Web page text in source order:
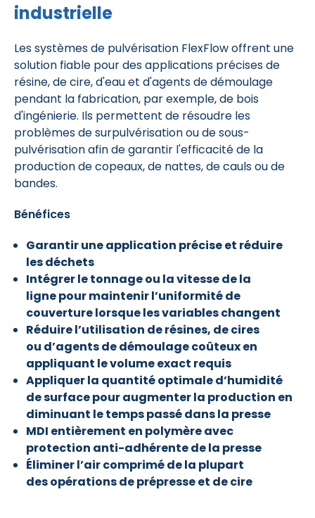
industrielle
Les systèmes de pulvérisation FlexFlow offrent une
solution fiable pour des applications précises de
résine, de cire, d'eau et d'agents de démoulage
pendant la fabrication, par exemple, de bois
d'ingénierie. Ils permettent de résoudre les
problèmes de surpulvérisation ou de sous-
pulvérisation afin de garantir l'efficacité de la
production de copeaux, de nattes, de cauls ou de
bandes.
Bénéfices
Garantir une application précise et réduire
les déchets
Intégrer le tonnage ou la vitesse de la
ligne pour maintenir l’uniformité de
couverture lorsque les variables changent
Réduire l’utilisation de résines, de cires
ou d’agents de démoulage coûteux en
appliquant le volume exact requis
Appliquer la quantité optimale d’humidité
de surface pour augmenter la production en
diminuant le temps passé dans la presse
MDI entièrement en polymère avec
protection anti-adhérente de la presse
Éliminer l’air comprimé de la plupart
des opérations de prépresse et de cire